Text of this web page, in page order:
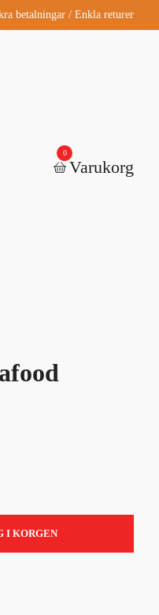
betalningar / Enkla returer
0
Varukorg
I KORGEN